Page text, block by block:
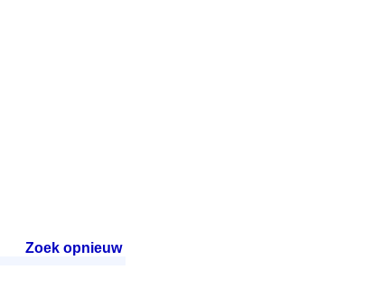
Zoek opnieuw.